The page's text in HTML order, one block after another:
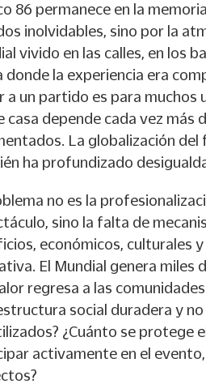
86 permanece en la
inolvidables, sino por la
vivido en las calles, en los
donde la experiencia era
a un partido es para muchos
casa depende cada vez
La globalización del
ha profundizado
no es la
sino la falta de
económicos, culturales
El Mundial genera miles
regresa a las
social duradera y
¿Cuánto se protege
activamente en el